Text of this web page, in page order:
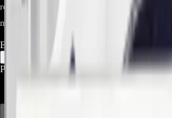
resistente y transparente, ofrece fácil
mantiene la frescura de los alimentos por
Estado:
Precio Regular: 225.000